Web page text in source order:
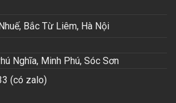
Bắc Từ Liêm, Hà Nội
Nghĩa, Minh Phú, Sóc Sơn
(có zalo)